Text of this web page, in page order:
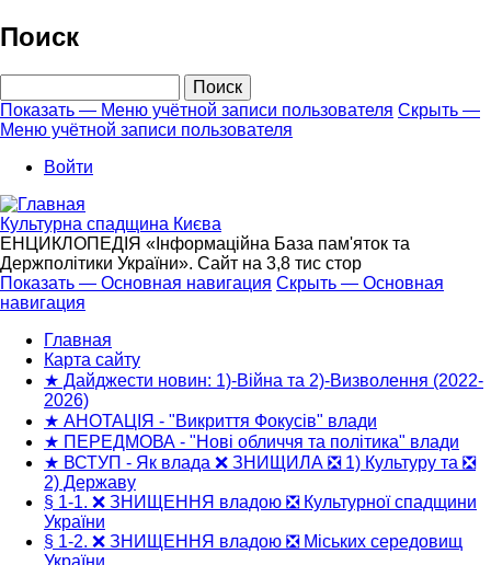
Перейти
к
основному
Поиск
Меню
учётной
записи
пользователя
Показать — Меню учётной записи пользователя Скрыть —
Меню учётной записи пользователя
Войти
Культурна спадщина Києва
ЕНЦИКЛОПЕДІЯ «Інформаційна База пам'яток та
Держполітики України». Сайт на 3,8 тис стор
Основная
навигация
Показать — Основная навигация Скрыть — Основная
навигация
Главная
Карта сайту
★ Дайджести новин: 1)-Війна та 2)-Визволення (2022-
2026)
★ АНОТАЦІЯ - "Викриття Фокусів" влади
★ ПЕРЕДМОВА - "Нові обличчя та політика" влади
★ ВСТУП - Як влада ❌ ЗНИЩИЛА ❎ 1) Культуру та ❎
2) Державу
§ 1-1. ❌ ЗНИЩЕННЯ владою ❎ Культурної спадщини
України
§ 1-2. ❌ ЗНИЩЕННЯ владою ❎ Міських середовищ
України